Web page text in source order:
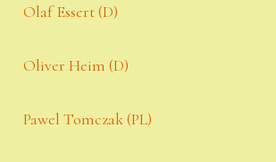
Olaf Essert (D)
Oliver Heim (D)
Pawel Tomczak (PL)